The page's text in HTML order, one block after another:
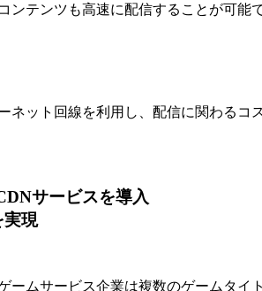
ンテンツも高速に配信することが可能
ット回線を利用し、配信に関わるコ
サービスを導入
実現
ームサービス企業は複数のゲームタ